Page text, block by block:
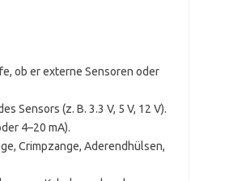
ob er externe Sensoren oder
Sensors (z. B. 3.3 V, 5 V, 12 V).
4–20 mA).
Crimpzange, Aderendhülsen,